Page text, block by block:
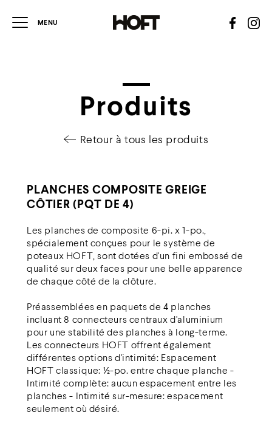
Produits
Retour à tous les produits
PLANCHES COMPOSITE GREIGE
CÔTIER (PQT DE 4)
Les planches de composite 6-pi. x 1-po.,
spécialement conçues pour le système de
poteaux HOFT, sont dotées d'un fini embossé de
qualité sur deux faces pour une belle apparence
de chaque côté de la clôture.
Préassemblées en paquets de 4 planches
incluant 8 connecteurs centraux d'aluminium
pour une stabilité des planches à long-terme.
Les connecteurs HOFT offrent également
différentes options d'intimité: Espacement
HOFT classique: ½-po. entre chaque planche -
Intimité complète: aucun espacement entre les
planches - Intimité sur-mesure: espacement
seulement où désiré.